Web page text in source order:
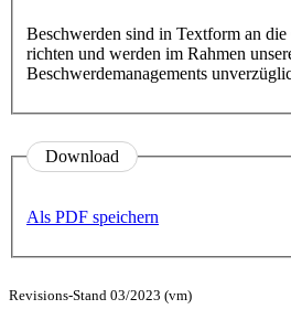
Beschwerden sind in Textform an die
richten und werden im Rahmen
Beschwerdemanagements
Download
Als PDF speichern
Revisions-Stand 03/2023 (vm)